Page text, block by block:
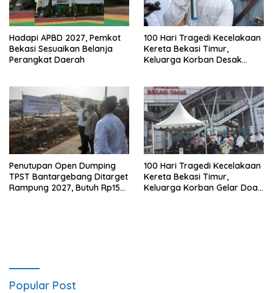
Hadapi APBD 2027, Pemkot
Bekasi Sesuaikan Belanja
Perangkat Daerah
100 Hari Tragedi Kecelakaan
Kereta Bekasi Timur,
Keluarga Korban Desak
Penutupan Open Dumping
TPST Bantargebang Ditarget
Rampung 2027, Butuh Rp150
100 Hari Tragedi Kecelakaan
Kereta Bekasi Timur,
Keluarga Korban Gelar Doa
Popular Post